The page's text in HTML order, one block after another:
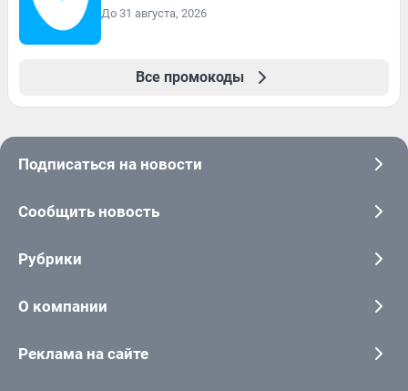
До 31 августа, 2026
Все промокоды
Подписаться на новости
Сообщить новость
Рубрики
О компании
Реклама на сайте